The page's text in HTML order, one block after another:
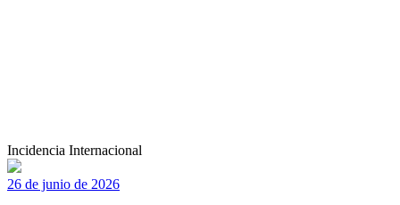
Incidencia Internacional
26 de junio de 2026